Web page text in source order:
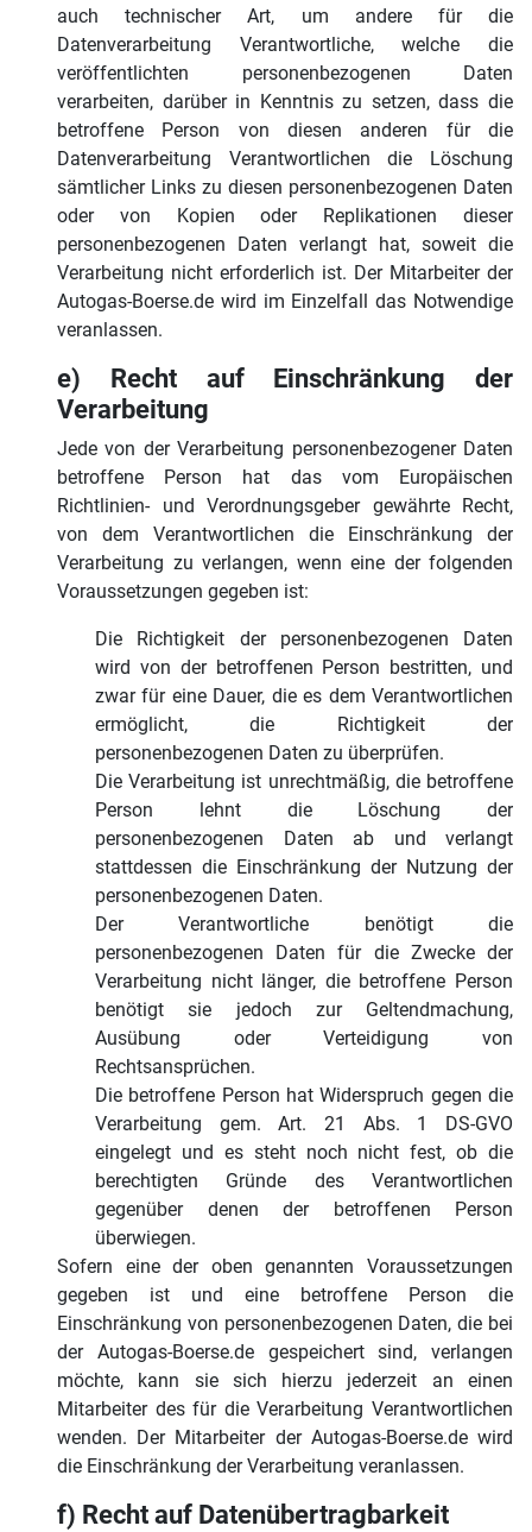
auch technischer Art, um andere für die
Datenverarbeitung Verantwortliche, welche die
veröffentlichten personenbezogenen Daten
verarbeiten, darüber in Kenntnis zu setzen, dass die
betroffene Person von diesen anderen für die
Datenverarbeitung Verantwortlichen die Löschung
sämtlicher Links zu diesen personenbezogenen Daten
oder von Kopien oder Replikationen dieser
personenbezogenen Daten verlangt hat, soweit die
Verarbeitung nicht erforderlich ist. Der Mitarbeiter der
Autogas-Boerse.de wird im Einzelfall das Notwendige
veranlassen.
e) Recht auf Einschränkung der
Verarbeitung
Jede von der Verarbeitung personenbezogener Daten
betroffene Person hat das vom Europäischen
Richtlinien- und Verordnungsgeber gewährte Recht,
von dem Verantwortlichen die Einschränkung der
Verarbeitung zu verlangen, wenn eine der folgenden
Voraussetzungen gegeben ist:
Die Richtigkeit der personenbezogenen Daten
wird von der betroffenen Person bestritten, und
zwar für eine Dauer, die es dem Verantwortlichen
ermöglicht, die Richtigkeit der
personenbezogenen Daten zu überprüfen.
Die Verarbeitung ist unrechtmäßig, die betroffene
Person lehnt die Löschung der
personenbezogenen Daten ab und verlangt
stattdessen die Einschränkung der Nutzung der
personenbezogenen Daten.
Der Verantwortliche benötigt die
personenbezogenen Daten für die Zwecke der
Verarbeitung nicht länger, die betroffene Person
benötigt sie jedoch zur Geltendmachung,
Ausübung oder Verteidigung von
Rechtsansprüchen.
Die betroffene Person hat Widerspruch gegen die
Verarbeitung gem. Art. 21 Abs. 1 DS-GVO
eingelegt und es steht noch nicht fest, ob die
berechtigten Gründe des Verantwortlichen
gegenüber denen der betroffenen Person
überwiegen.
Sofern eine der oben genannten Voraussetzungen
gegeben ist und eine betroffene Person die
Einschränkung von personenbezogenen Daten, die bei
der Autogas-Boerse.de gespeichert sind, verlangen
möchte, kann sie sich hierzu jederzeit an einen
Mitarbeiter des für die Verarbeitung Verantwortlichen
wenden. Der Mitarbeiter der Autogas-Boerse.de wird
die Einschränkung der Verarbeitung veranlassen.
f) Recht auf Datenübertragbarkeit